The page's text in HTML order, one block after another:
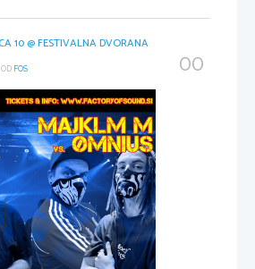
10 @ FESTIVALNA DVORANA
OD FOS 00